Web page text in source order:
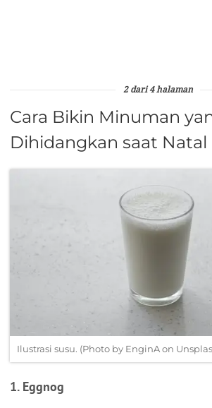
2 dari 4 halaman
Cara Bikin Minuman
Dihidangkan saat Natal
Ilustrasi susu. (Photo by EnginA on
1. Eggnog